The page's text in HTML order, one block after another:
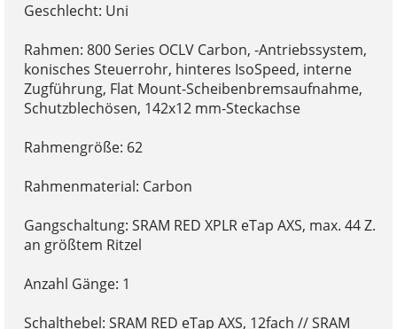
Geschlecht: Uni
Rahmen: 800 Series OCLV Carbon, -Antriebssystem,
konisches Steuerrohr, hinteres IsoSpeed, interne
Zugführung, Flat Mount-Scheibenbremsaufnahme,
Schutzblechösen, 142x12 mm-Steckachse
Rahmengröße: 62
Rahmenmaterial: Carbon
Gangschaltung: SRAM RED XPLR eTap AXS, max. 44 Z.
an größtem Ritzel
Anzahl Gänge: 1
Schalthebel: SRAM RED eTap AXS, 12fach // SRAM